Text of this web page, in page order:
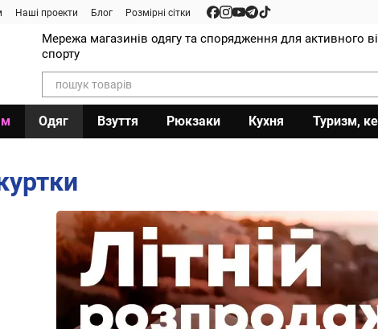
Наші проекти Блог Розмірні сітки
Мережа магазинів одягу та спорядження для активного
спорту
Одяг Взуття Рюкзаки Кухня Туризм,